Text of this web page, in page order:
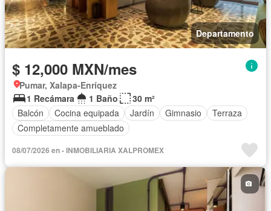
Departamento
$ 12,000 MXN/mes
Pumar, Xalapa-Enríquez
1 Recámara
1 Baño
30 m²
Balcón
Cocina equipada Jardín Gimnasio
Terraza
Completamente amueblado
08/07/2026 en - INMOBILIARIA XALPROMEX